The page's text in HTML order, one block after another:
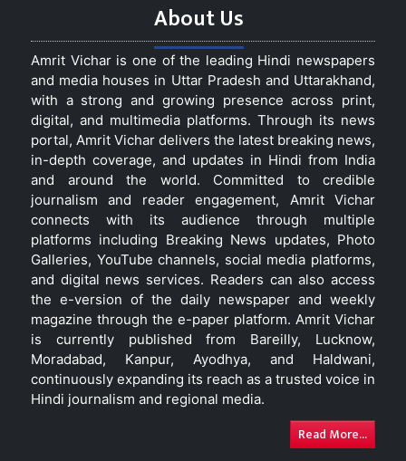
About Us
Amrit Vichar is one of the leading Hindi newspapers
and media houses in Uttar Pradesh and Uttarakhand,
with a strong and growing presence across print,
digital, and multimedia platforms. Through its news
portal, Amrit Vichar delivers the latest breaking news,
in-depth coverage, and updates in Hindi from India
and around the world. Committed to credible
journalism and reader engagement, Amrit Vichar
connects with its audience through multiple
platforms including Breaking News updates, Photo
Galleries, YouTube channels, social media platforms,
and digital news services. Readers can also access
the e-version of the daily newspaper and weekly
magazine through the e-paper platform. Amrit Vichar
is currently published from Bareilly, Lucknow,
Moradabad, Kanpur, Ayodhya, and Haldwani,
continuously expanding its reach as a trusted voice in
Hindi journalism and regional media.
Read More...